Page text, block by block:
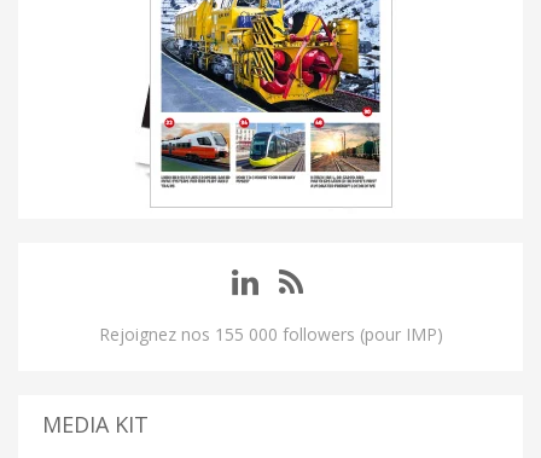
Rejoignez nos 155 000 followers (pour IMP)
MEDIA KIT